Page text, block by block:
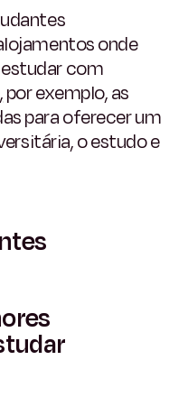
onde
com
,por exemplo, as
para oferecer um
o estudo e